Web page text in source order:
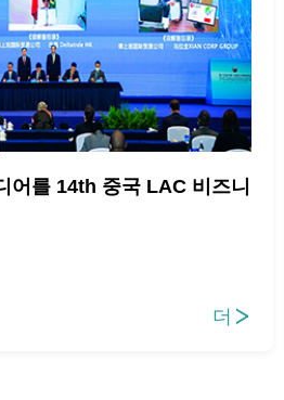
어를 14th 중국 LAC 비즈니
더 